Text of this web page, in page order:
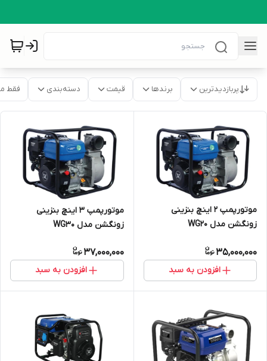
پربازدیدترین برندها قیمت دسته‌بندی فقط
موتورپمپ 2 اینچ بنزینی
زونگشن مدل WG20
35,000,000
افزودن به سبد
موتورپمپ 3 اینچ بنزینی
زونگشن مدل WG30
37,000,000
افزودن به سبد